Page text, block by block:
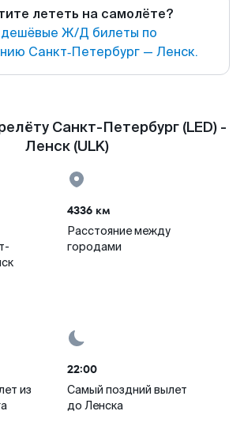
лететь на самолёте?
Ж/Д билеты по
Санкт‑Петербург — Ленск.
Санкт-Петербург (LED) -
Ленск (ULK)
4336 км
Расстояние между
городами
из
22:00
Самый поздний вылет
до Ленска